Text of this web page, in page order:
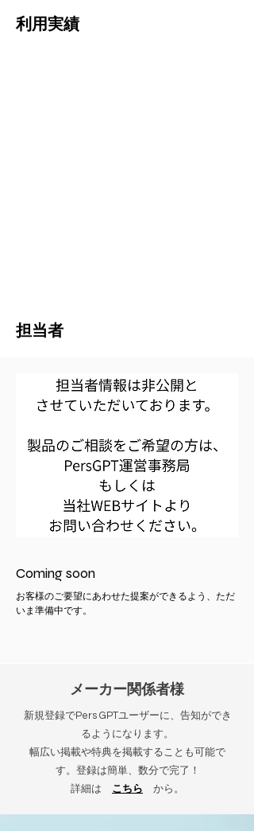
利用実績
担当者
Coming soon
お客様のご要望にあわせた提案ができるよう、ただ
いま準備中です。
メーカー関係者様
新規登録でPers GPTユーザーに、告知ができ
るようになります。
幅広い掲載や特典を掲載することも可能で
す。登録は簡単、数分で完了！
詳細は こちら から。